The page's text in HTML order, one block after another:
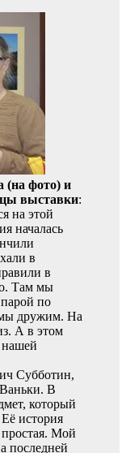
(на фото) и
выставки:
на этой
началась
в
в
Там мы
по
дружим. На
А в этом
нашей
Субботин,
Ваньки. В
который
история
Мой
последней